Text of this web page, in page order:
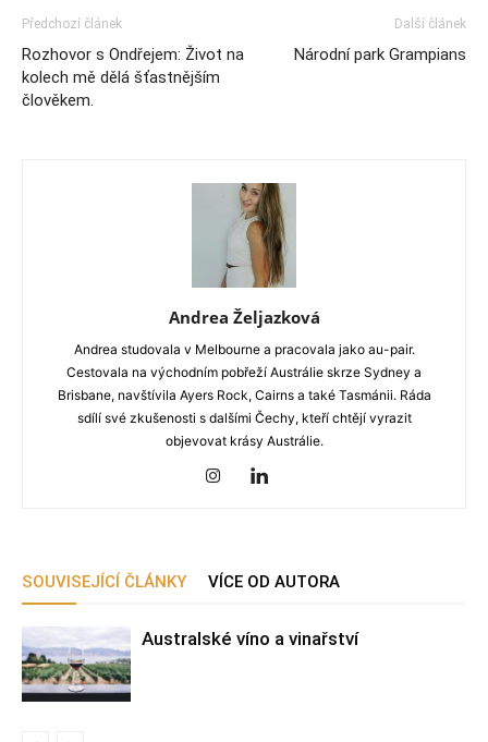
Předchozí článek
Rozhovor s Ondřejem: Život na
kolech mě dělá šťastnějším
člověkem.
Další článek
Národní park Grampians
Andrea Željazková
Andrea studovala v Melbourne a pracovala jako au-pair.
Cestovala na východním pobřeží Austrálie skrze Sydney a
Brisbane, navštívila Ayers Rock, Cairns a také Tasmánii. Ráda
sdílí své zkušenosti s dalšími Čechy, kteří chtějí vyrazit
objevovat krásy Austrálie.
SOUVISEJÍCÍ ČLÁNKY VÍCE OD AUTORA
Australské víno a vinařství